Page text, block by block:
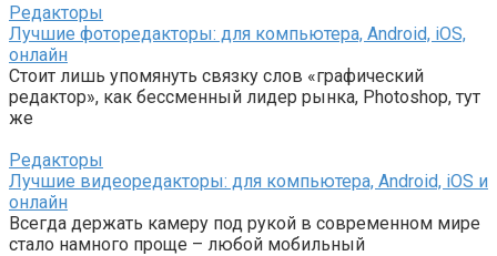
Редакторы
Лучшие фоторедакторы: для компьютера, Android, iOS,
онлайн
Стоит лишь упомянуть связку слов «графический
редактор», как бессменный лидер рынка, Photoshop, тут
же
Редакторы
Лучшие видеоредакторы: для компьютера, Android, iOS и
онлайн
Всегда держать камеру под рукой в современном мире
стало намного проще – любой мобильный